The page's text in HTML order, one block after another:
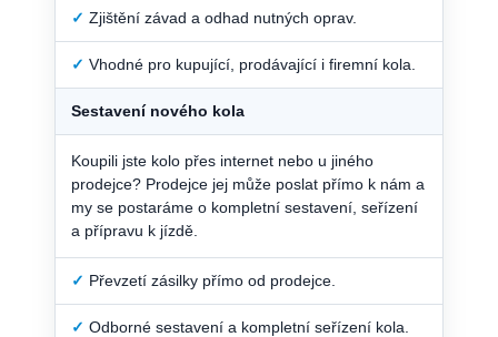
✓ Zjištění závad a odhad nutných oprav.
✓ Vhodné pro kupující, prodávající i firemní kola.
Sestavení nového kola
Koupili jste kolo přes internet nebo u jiného
prodejce? Prodejce jej může poslat přímo k nám a
my se postaráme o kompletní sestavení, seřízení
a přípravu k jízdě.
✓ Převzetí zásilky přímo od prodejce.
✓ Odborné sestavení a kompletní seřízení kola.